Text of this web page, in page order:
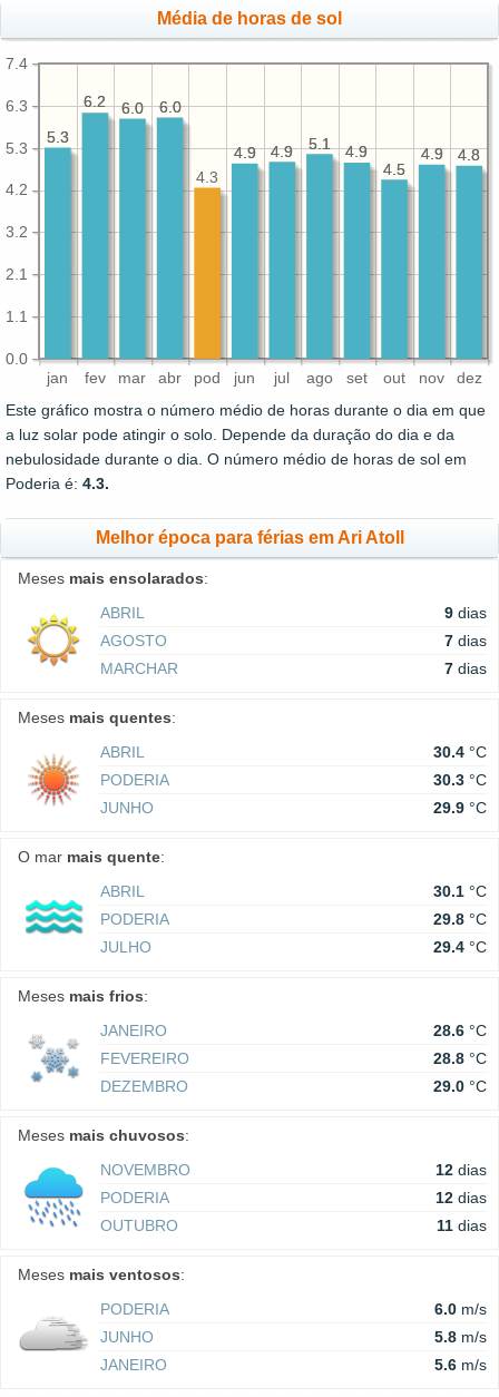
Média de horas de sol
jan fev mar abr pod jun jul ago set out nov dez
0.0
1.1
2.1
3.2
4.2
5.3
6.3
7.4
4.8
4.9
4.5
4.9
5.1
4.9
4.9
6.0
6.0
6.2
5.3
4.8
4.9
4.5
4.9
5.1
4.9
4.9
4.3
6.0
6.0
6.2
5.3
Este gráfico mostra o número médio de horas durante o dia em que
a luz solar pode atingir o solo. Depende da duração do dia e da
nebulosidade durante o dia. O número médio de horas de sol em
Poderia é: 4.3.
Melhor época para férias em Ari Atoll
Meses mais ensolarados:
ABRIL
9 dias
AGOSTO
7 dias
MARCHAR
7 dias
Meses mais quentes:
ABRIL
30.4 °C
PODERIA
30.3 °C
JUNHO
29.9 °C
O mar mais quente:
ABRIL
30.1 °C
PODERIA
29.8 °C
JULHO
29.4 °C
Meses mais frios:
JANEIRO
28.6 °C
FEVEREIRO
28.8 °C
DEZEMBRO
29.0 °C
Meses mais chuvosos:
NOVEMBRO
12 dias
PODERIA
12 dias
OUTUBRO
11 dias
Meses mais ventosos:
PODERIA
6.0 m/s
JUNHO
5.8 m/s
JANEIRO
5.6 m/s